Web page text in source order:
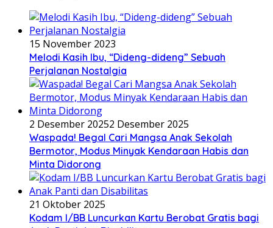
15 November 2023
Melodi Kasih Ibu, “Dideng-dideng” Sebuah
Perjalanan Nostalgia
2 Desember 20252 Desember 2025
Waspada! Begal Cari Mangsa Anak Sekolah
Bermotor, Modus Minyak Kendaraan Habis dan
Minta Didorong
21 Oktober 2025
Kodam I/BB Luncurkan Kartu Berobat Gratis bagi